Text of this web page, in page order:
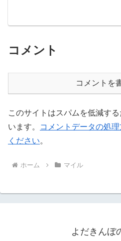
コメント
コメントを
このサイトはスパムを低減す
います。
コメントデータの処
ください。
ホーム マイル
よだきんぼ